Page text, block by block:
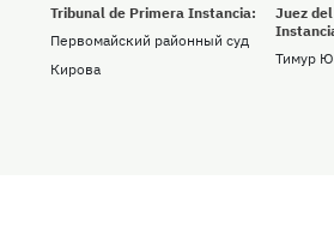
Tribunal de Primera Instancia:
Первомайский районный суд
Кирова
Juez
Тимур